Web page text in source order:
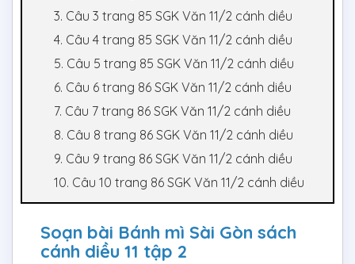
3. Câu 3 trang 85 SGK Văn 11/2 cánh diều
4. Câu 4 trang 85 SGK Văn 11/2 cánh diều
5. Câu 5 trang 85 SGK Văn 11/2 cánh diều
6. Câu 6 trang 86 SGK Văn 11/2 cánh diều
7. Câu 7 trang 86 SGK Văn 11/2 cánh diều
8. Câu 8 trang 86 SGK Văn 11/2 cánh diều
9. Câu 9 trang 86 SGK Văn 11/2 cánh diều
10. Câu 10 trang 86 SGK Văn 11/2 cánh diều
Soạn bài Bánh mì Sài Gòn sách
cánh diều 11 tập 2